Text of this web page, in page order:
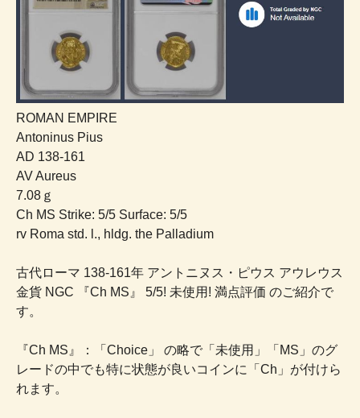
ROMAN EMPIRE
Antoninus Pius
AD 138-161
AV Aureus
7.08ｇ
Ch MS Strike: 5/5 Surface: 5/5
rv Roma std. l., hldg. the Palladium
古代ローマ 138-161年 アントニヌス・ピウス アウレウス
金貨 NGC 『Ch MS』 5/5! 未使用! 満点評価 のご紹介で
す。
『Ch MS』：「Choice」 の略で「未使用」「MS」のグ
レードの中でも特に状態が良いコインに「Ch」が付けら
れます。